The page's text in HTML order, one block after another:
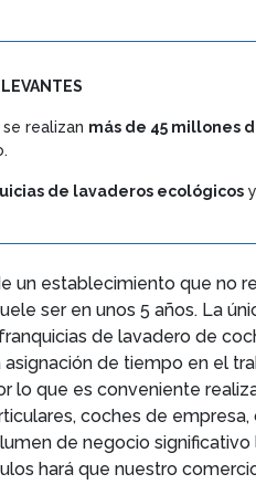
se realizan más de 45 millones
de lavaderos ecológicos
un establecimiento que no
ser en unos 5 años. La
de lavadero de
asignación de tiempo en el
lo que es conveniente
coches de
de negocio
hará que nuestro